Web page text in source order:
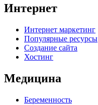
Интернет
Интернет маркетинг
Популярные ресурсы
Создание сайта
Хостинг
Медицина
Беременность